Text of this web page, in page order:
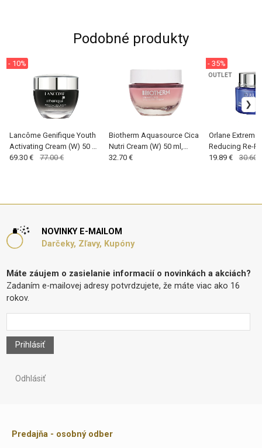
Podobné produkty
Lancôme Genifique Youth
Activating Cream (W) 50 ml,
Denný pleťový krém
- 10%
69.30 € 77.00 €
Biotherm Aquasource Cica
Nutri Cream (W) 50 ml,
Denný pleťový krém
32.70 €
Orlane Extreme
Reducing Re-
Cream (W) 15
OUTLET
- 35%
19.89 € 30.60
NOVINKY E-MAILOM
Darčeky, Zľavy, Kupóny
Máte záujem o zasielanie informacií o novinkách a akciách?
Zadaním e-mailovej adresy potvrdzujete, že máte viac ako 16
rokov.
Prihlásiť
Odhlásiť
Predajňa - osobný odber